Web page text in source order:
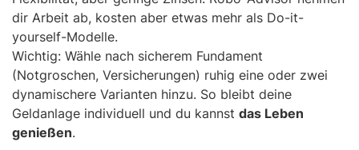
dir Arbeit ab, kosten aber etwas mehr als Do-it-
yourself-Modelle.
Wichtig: Wähle nach sicherem Fundament
(Notgroschen, Versicherungen) ruhig eine oder zwei
dynamischere Varianten hinzu. So bleibt deine
Geldanlage individuell und du kannst das Leben
genießen.